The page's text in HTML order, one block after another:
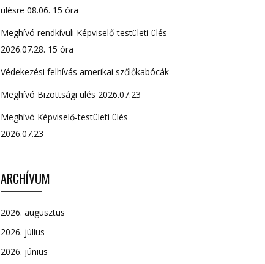
ülésre 08.06. 15 óra
Meghívó rendkívüli Képviselő-testületi ülés
2026.07.28. 15 óra
Védekezési felhívás amerikai szőlőkabócák
Meghívó Bizottsági ülés 2026.07.23
Meghívó Képviselő-testületi ülés
2026.07.23
ARCHÍVUM
2026. augusztus
2026. július
2026. június